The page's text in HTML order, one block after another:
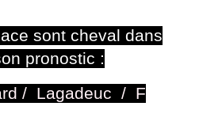
sont cheval dans
pronostic :
/ Lagadeuc / F